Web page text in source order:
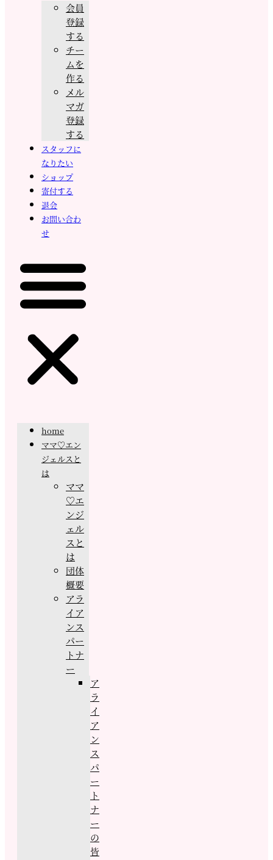
会員
登録
する
チー
ムを
作る
メル
マガ
登録
する
スタッフに
なりたい
ショップ
寄付する
退会
お問い合わ
せ
home
ママ♡エン
ジェルスと
は
ママ
♡エ
ンジ
ェル
スと
は
団体
概要
アラ
イア
ンス
パー
トナ
ー
ア
ラ
イ
ア
ン
ス
パ
ー
ト
ナ
ー
の
皆